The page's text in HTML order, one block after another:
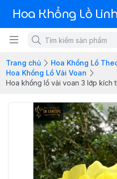
Hoa Khổng Lồ
Trang chủ
Hoa Khổng Lồ
Hoa Khổng Lồ Vải Voan
Hoa khổng lồ vải voan 3 lớp kích